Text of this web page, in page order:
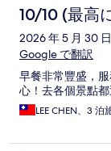
10/10 (最高
2026 年 5 月 30 日
Google で翻訳
早餐非常豐盛，
心！去各個景點
LEE CHEN、3 泊